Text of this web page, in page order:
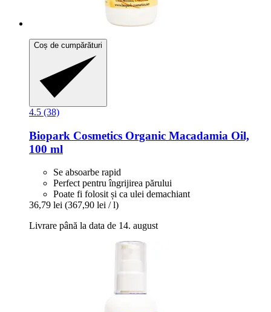
Coș de cumpărături
4.5 (38)
Biopark Cosmetics Organic Macadamia Oil,
100 ml
Se absoarbe rapid
Perfect pentru îngrijirea părului
Poate fi folosit și ca ulei demachiant
36,79 lei (367,90 lei / l)
Livrare până la data de 14. august